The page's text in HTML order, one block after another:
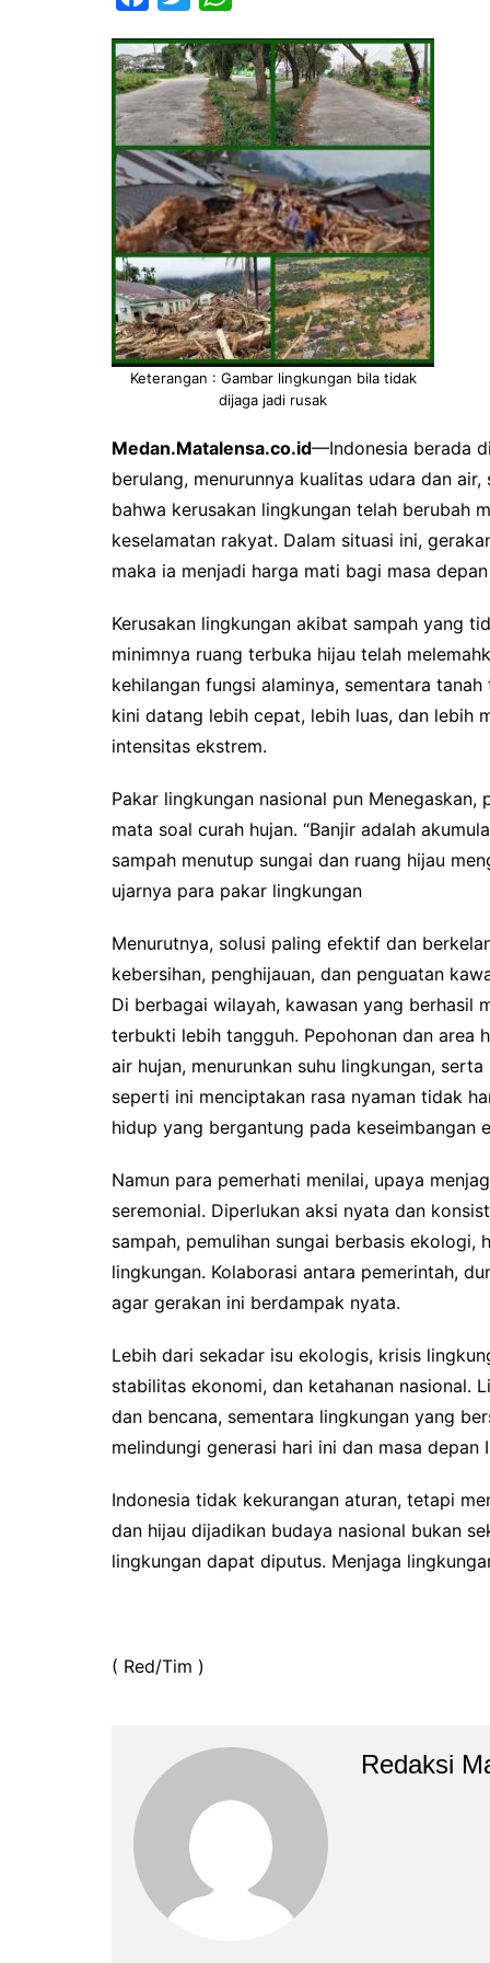
c
e
b
o
o
k
i
t
e
r
a
t
s
A
p
p
Keterangan : Gambar lingkungan bila tidak
dijaga jadi rusak
Medan.Matalensa.co.id—Indonesia berada
berulang, menurunnya kualitas udara dan
bahwa kerusakan lingkungan telah berubah
keselamatan rakyat. Dalam situasi ini,
maka ia menjadi harga mati bagi masa
Kerusakan lingkungan akibat sampah yang
minimnya ruang terbuka hijau telah
kehilangan fungsi alaminya, sementara
kini datang lebih cepat, lebih luas, dan lebih
intensitas ekstrem.
Pakar lingkungan nasional pun
mata soal curah hujan. “Banjir adalah
sampah menutup sungai dan ruang hijau
ujarnya para pakar lingkungan
Menurutnya, solusi paling efektif dan
kebersihan, penghijauan, dan penguatan
Di berbagai wilayah, kawasan yang berhasil
terbukti lebih tangguh. Pepohonan dan area
air hujan, menurunkan suhu lingkungan,
seperti ini menciptakan rasa nyaman tidak
hidup yang bergantung pada keseimbangan
Namun para pemerhati menilai, upaya
seremonial. Diperlukan aksi nyata dan
sampah, pemulihan sungai berbasis ekologi,
lingkungan. Kolaborasi antara pemerintah,
agar gerakan ini berdampak nyata.
Lebih dari sekadar isu ekologis, krisis
stabilitas ekonomi, dan ketahanan nasional.
dan bencana, sementara lingkungan yang
melindungi generasi hari ini dan masa depan
Indonesia tidak kekurangan aturan, tetapi
dan hijau dijadikan budaya nasional bukan
lingkungan dapat diputus. Menjaga
( Red/Tim )
Redaksi